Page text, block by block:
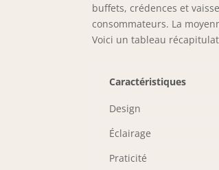
buffets, crédences et
consommateurs. La
Voici un tableau
Caractéristiques
Design
Éclairage
Praticité